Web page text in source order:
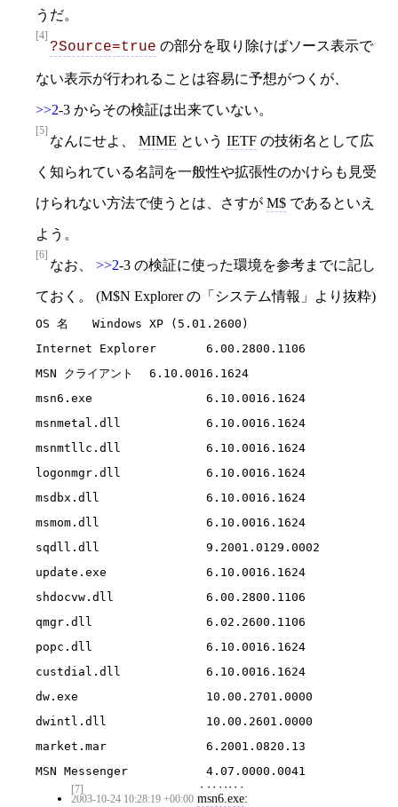
うだ。
[4]
?Source=true の部分を取り除けばソース表示で
ない表示が行われることは容易に予想がつくが、
>>2-3 からその検証は出来ていない。
[5]
なんにせよ、 MIME という IETF の技術名として広
く知られている名詞を一般性や拡張性のかけらも見受
けられない方法で使うとは、さすが M$ であるといえ
よう。
[6]
なお、 >>2-3 の検証に使った環境を参考までに記し
ておく。 (M$N Explorer の「システム情報」より抜粋)
OS 名 	Windows XP (5.01.2600)
Internet Explorer 	6.00.2800.1106
MSN クライアント 	6.10.0016.1624
msn6.exe               	6.10.0016.1624
msnmetal.dll           	6.10.0016.1624
msnmtllc.dll           	6.10.0016.1624
logonmgr.dll           	6.10.0016.1624
msdbx.dll              	6.10.0016.1624
msmom.dll              	6.10.0016.1624
sqdll.dll              	9.2001.0129.0002
update.exe             	6.10.0016.1624
shdocvw.dll            	6.00.2800.1106
qmgr.dll               	6.02.2600.1106
popc.dll               	6.10.0016.1624
custdial.dll           	6.10.0016.1624
dw.exe                 	10.00.2701.0000
dwintl.dll             	10.00.2601.0000
market.mar             	6.2001.0820.13
MSN Messenger          	4.07.0000.0041
[7]
2003-10-24 10:28:19 +00:00 msn6.exe: